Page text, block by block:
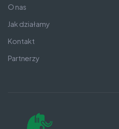
O nas
Jak działamy
Kontakt
Partnerzy